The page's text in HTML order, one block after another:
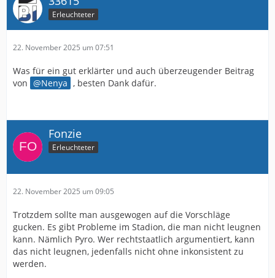
Erleuchteter
22. November 2025 um 07:51
Was für ein gut erklärter und auch überzeugender Beitrag
von
Nenya , besten Dank dafür.
Fonzie
Erleuchteter
22. November 2025 um 09:05
Trotzdem sollte man ausgewogen auf die Vorschläge
gucken. Es gibt Probleme im Stadion, die man nicht leugnen
kann. Nämlich Pyro. Wer rechtstaatlich argumentiert, kann
das nicht leugnen, jedenfalls nicht ohne inkonsistent zu
werden.